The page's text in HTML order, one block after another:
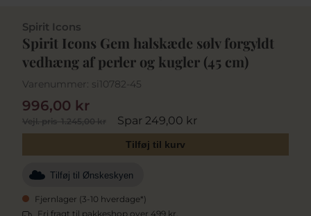
Spirit Icons
Spirit Icons Gem halskæde sølv forgyldt
vedhæng af perler og kugler (45 cm)
Varenummer: si10782-45
Vejl. pris1.245,00 kr Spar 249,00 kr
996,00 kr
Tilføj til kurv
Tilføj til Ønskeskyen
Fjernlager (3-10 hverdage*)
Fri fragt til pakkeshop over 499 kr.